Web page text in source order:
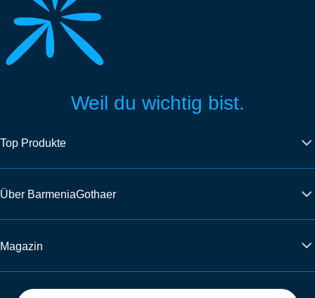
Weil du wichtig bist.
Top Produkte
Über BarmeniaGothaer
Magazin